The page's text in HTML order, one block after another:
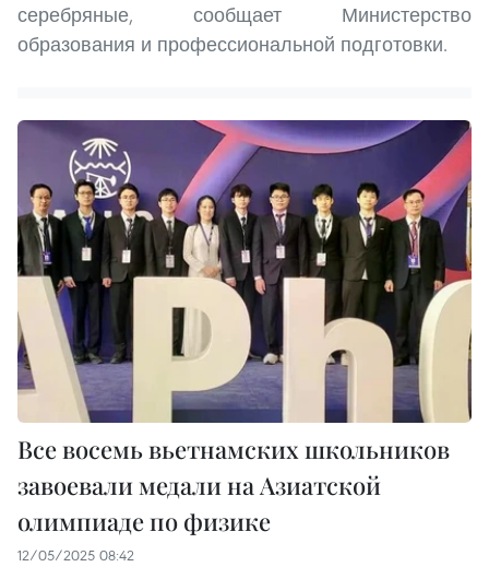
серебряные, сообщает Министерство
образования и профессиональной подготовки.
Все восемь вьетнамских школьников
завоевали медали на Азиатской
олимпиаде по физике
12/05/2025 08:42